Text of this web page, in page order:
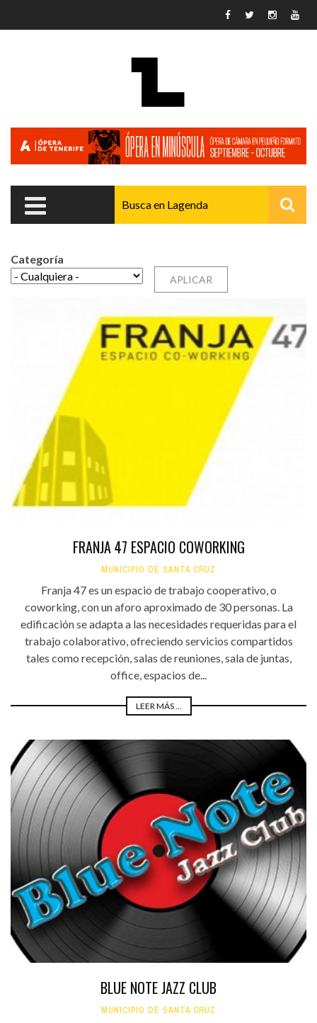
Categoría
FRANJA 47 ESPACIO COWORKING
MUNICIPIO DE SANTA CRUZ
Franja 47 es un espacio de trabajo cooperativo, o
coworking, con un aforo aproximado de 30 personas. La
edificación se adapta a las necesidades requeridas para el
trabajo colaborativo, ofreciendo servicios compartidos
tales como recepción, salas de reuniones, sala de juntas,
office, espacios de...
LEER MÁS ...
BLUE NOTE JAZZ CLUB
MUNICIPIO DE SANTA CRUZ